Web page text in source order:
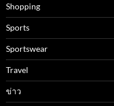
Shopping
Sports
Sportswear
Travel
ข่าว